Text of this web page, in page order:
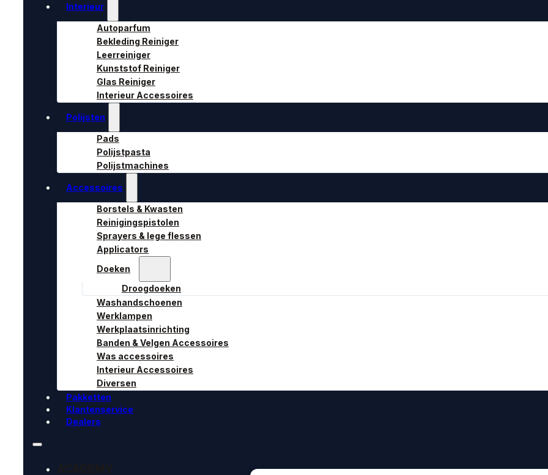
Interieur
Autoparfum
Bekleding Reiniger
Leerreiniger
Kunststof Reiniger
Glas Reiniger
Interieur Accessoires
Polijsten
Pads
Polijstpasta
Polijstmachines
Accessoires
Borstels & Kwasten
Reinigingspistolen
Sprayers & lege flessen
Applicators
Doeken
Droogdoeken
Washandschoenen
Werklampen
Werkplaatsinrichting
Banden & Velgen Accessoires
Was accessoires
Interieur Accessoires
Diversen
Pakketten
Klantenservice
Dealers